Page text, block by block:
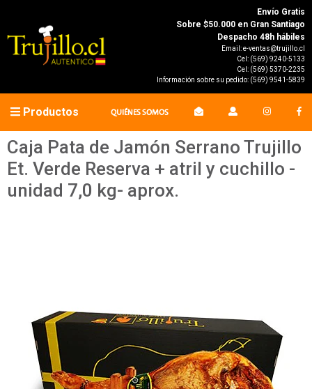
Envío Gratis
Sobre $50.000 en Gran Santiago
Despacho 48h hábiles
Email:e-ventas@trujillo.cl
Cel: (569) 9240-5133
Cel: (569) 5370-2235
Información sobre su pedido: (569) 9541-5839
Productos QUIÉNES SOMOS
Caja Pata de Jamón Serrano Trujillo
Et. Verde Reserva + atril y cuchillo -
unidad 7,0 kg- aprox.